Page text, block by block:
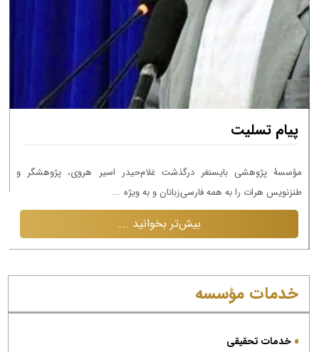
پیام تسلیت
مؤسسۀ پژوهشی بایسنغر درگذشت غلام‌حیدر اسیر هروی، پژوهشگر و
طنزنویس هرات را به همه فارسی‌زبانان و به ویژه ...
بیش‌تر بخوانید ...
خدمات مؤسسه
خدمات تحقیقی